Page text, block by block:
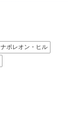
ナポレオン・ヒル